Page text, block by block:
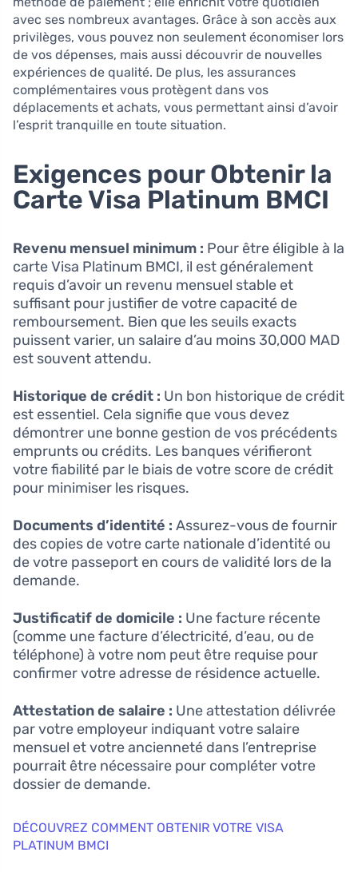
avec ses nombreux avantages. Grâce à son accès aux
privilèges, vous pouvez non seulement économiser lors
de vos dépenses, mais aussi découvrir de nouvelles
expériences de qualité. De plus, les assurances
complémentaires vous protègent dans vos
déplacements et achats, vous permettant ainsi d’avoir
l’esprit tranquille en toute situation.
Exigences pour Obtenir la
Carte Visa Platinum BMCI
Revenu mensuel minimum : Pour être éligible à la
carte Visa Platinum BMCI, il est généralement
requis d’avoir un revenu mensuel stable et
suffisant pour justifier de votre capacité de
remboursement. Bien que les seuils exacts
puissent varier, un salaire d’au moins 30,000 MAD
est souvent attendu.
Historique de crédit : Un bon historique de crédit
est essentiel. Cela signifie que vous devez
démontrer une bonne gestion de vos précédents
emprunts ou crédits. Les banques vérifieront
votre fiabilité par le biais de votre score de crédit
pour minimiser les risques.
Documents d’identité : Assurez-vous de fournir
des copies de votre carte nationale d’identité ou
de votre passeport en cours de validité lors de la
demande.
Justificatif de domicile : Une facture récente
(comme une facture d’électricité, d’eau, ou de
téléphone) à votre nom peut être requise pour
confirmer votre adresse de résidence actuelle.
Attestation de salaire : Une attestation délivrée
par votre employeur indiquant votre salaire
mensuel et votre ancienneté dans l’entreprise
pourrait être nécessaire pour compléter votre
dossier de demande.
DÉCOUVREZ COMMENT OBTENIR VOTRE VISA
PLATINUM BMCI